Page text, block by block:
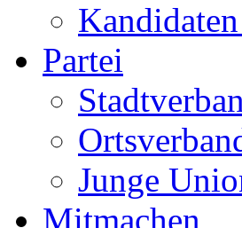
Partei
Junge
Mitmachen